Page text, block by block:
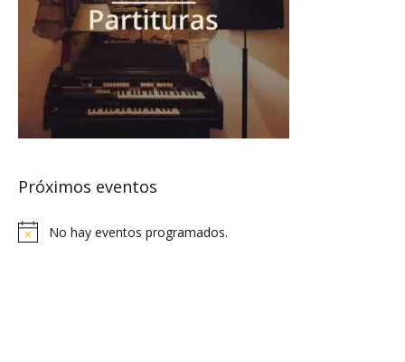
Próximos eventos
NoticeNo hay eventos programados.